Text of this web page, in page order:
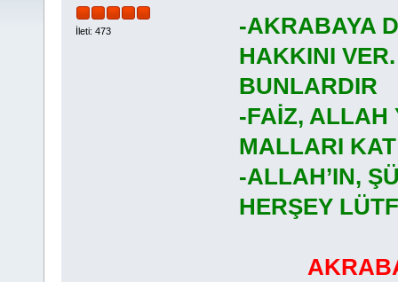
İleti: 473
-AKRABAYA
HAKKINI
BUNLARDIR
-FAİZ, ALLAH
MALLARI
-ALLAH’IN,
HERŞEY